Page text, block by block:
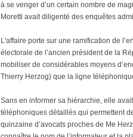
à se venger d’un certain nombre de
Moretti avait diligenté des enquêtes
L'affaire porte sur une ramification de
électorale de l’ancien président de la
mobiliser de considérables moyens
Thierry Herzog) que la ligne
Sans en informer sa hiérarchie, elle
téléphoniques détaillés qui permettent
quinzaine d’avocats proches de Me